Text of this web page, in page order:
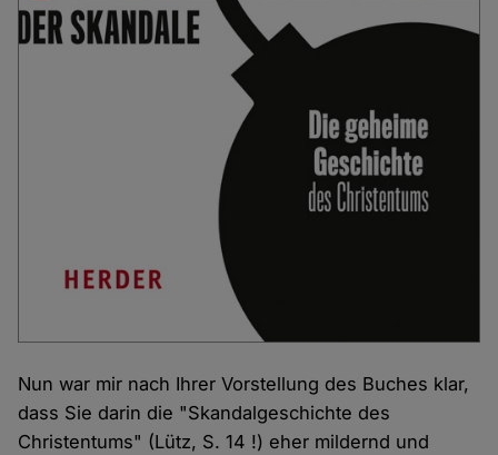
Nun war mir nach Ihrer Vorstellung des Buches klar,
dass Sie darin die "Skandalgeschichte des
Christentums" (Lütz, S. 14 !) eher mildernd und